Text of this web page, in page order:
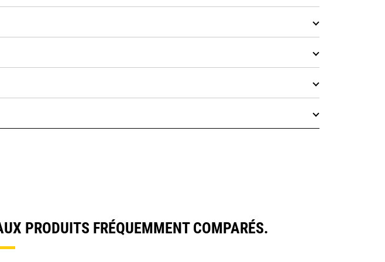
PRODUITS FRÉQUEMMENT COMPARÉS.